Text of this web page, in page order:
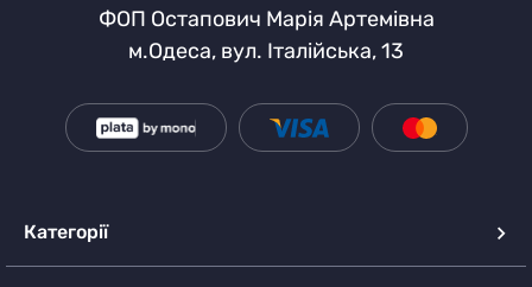
ФОП Остапович Марія Артемівна
м.Одеса, вул. Італійська, 13
Категорії